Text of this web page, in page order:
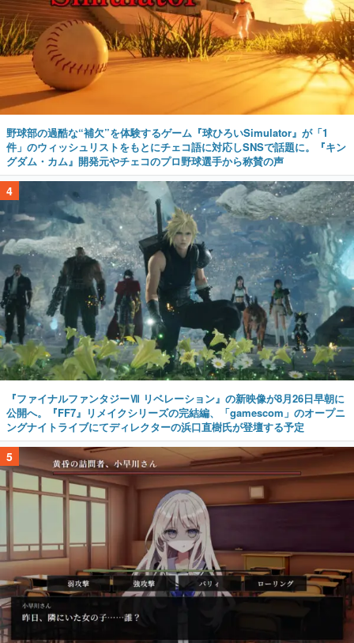
野球部の過酷な“補欠”を体験するゲーム『球ひろいSimulator』が「1
件」のウィッシュリストをもとにチェコ語に対応しSNSで話題に。『キン
グダム・カム』開発元やチェコのプロ野球選手から称賛の声
4
『ファイナルファンタジーⅦ リベレーション』の新映像が8月26日早朝に
公開へ。『FF7』リメイクシリーズの完結編、「gamescom」のオープニ
ングナイトライブにてディレクターの浜口直樹氏が登壇する予定
5